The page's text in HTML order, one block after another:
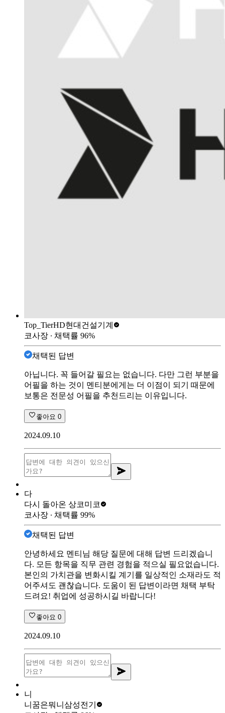
Top_TierHD현대건설기계
코사장 ∙ 채택률 96%
채택된 답변
아닙니다. 꼭 들어갈 필요는 없습니다. 다만 그런 부분을
어필을 하는 것이 멘티분에게는 더 이점이 되기 때문에
보통은 전문성 어필을 추천드리는 이유입니다.
좋아요 0
2024.09.10
다
다시 돌아온 상코미코
코사장 ∙ 채택률 99%
채택된 답변
안녕하세요 멘티님 해당 질문에 대해 답변 드리겠습니
다. 모든 항목을 직무 관련 경험을 적으실 필요없습니다.
본인의 가치관을 변화시킬 계기를 일상적인 소재라도 적
어주셔도 괜찮습니다. 도움이 된 답변이라면 채택 부탁
드려요! 취업에 성공하시길 바랍니다!
좋아요 0
2024.09.10
니
니꿈은뭐니 삼성전기